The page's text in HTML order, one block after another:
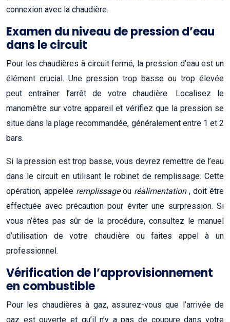
connexion avec la chaudière.
Examen du niveau de pression d’eau
dans le circuit
Pour les chaudières à circuit fermé, la pression d’eau est un
élément crucial. Une pression trop basse ou trop élevée
peut entraîner l’arrêt de votre chaudière. Localisez le
manomètre sur votre appareil et vérifiez que la pression se
situe dans la plage recommandée, généralement entre 1 et 2
bars.
Si la pression est trop basse, vous devrez remettre de l’eau
dans le circuit en utilisant le robinet de remplissage. Cette
opération, appelée remplissageou réalimentation , doit être
effectuée avec précaution pour éviter une surpression. Si
vous n’êtes pas sûr de la procédure, consultez le manuel
d’utilisation de votre chaudière ou faites appel à un
professionnel.
Vérification de l’approvisionnement
en combustible
Pour les chaudières à gaz, assurez-vous que l’arrivée de
gaz est ouverte et qu’il n’y a pas de coupure dans votre